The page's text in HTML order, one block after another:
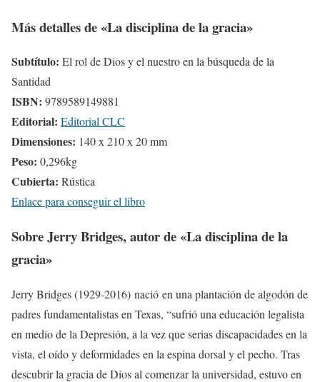
Más detalles de «La disciplina de la gracia»
Subtítulo: El rol de Dios y el nuestro en la búsqueda de la
Santidad
ISBN: 9789589149881
Editorial: Editorial CLC
Dimensiones: 140 x 210 x 20 mm
Peso: 0,296kg
Cubierta: Rústica
Enlace para conseguir el libro
Sobre Jerry Bridges, autor de «La disciplina de la
gracia»
Jerry Bridges (1929-2016) nació en una plantación de algodón de
padres fundamentalistas en Texas, “sufrió una educación legalista
en medio de la Depresión, a la vez que serias discapacidades en la
vista, el oído y deformidades en la espina dorsal y el pecho. Tras
descubrir la gracia de Dios al comenzar la universidad, estuvo en